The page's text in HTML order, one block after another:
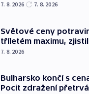
7. 8. 2026 7. 8. 2026
Světové ceny
tříletém maximu,
7. 8. 2026
Bulharsko končí s
Pocit zdražení